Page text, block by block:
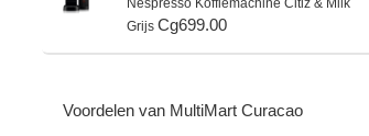
Nespresso Koffiemachine Citiz & Milk
Grijs Cg699.00
Voordelen van MultiMart Curacao